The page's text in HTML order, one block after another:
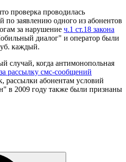
проверка проводилась
по заявлению одного из абонентов
за нарушение ч.1 ст.18 закона
диалог" и оператор были
каждый.
случай, когда антимонопольная
за рассылку смс-сообщений
рассылки абонентам условий
в 2009 году также были признаны